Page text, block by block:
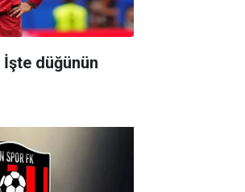
düğünün